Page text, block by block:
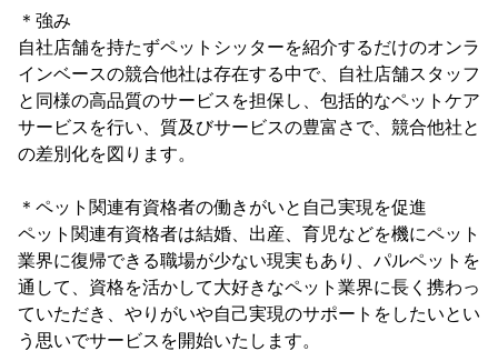
＊強み
自社店舗を持たずペットシッターを紹介するだけのオンラ
インベースの競合他社は存在する中で、自社店舗スタッフ
と同様の高品質のサービスを担保し、包括的なペットケア
サービスを行い、質及びサービスの豊富さで、競合他社と
の差別化を図ります。
＊ペット関連有資格者の働きがいと自己実現を促進
ペット関連有資格者は結婚、出産、育児などを機にペット
業界に復帰できる職場が少ない現実もあり、パルペットを
通して、資格を活かして大好きなペット業界に長く携わっ
ていただき、やりがいや自己実現のサポートをしたいとい
う思いでサービスを開始いたします。